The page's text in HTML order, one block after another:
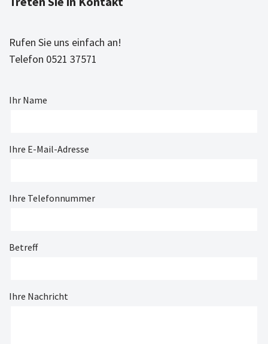
Rufen Sie uns einfach an!
Telefon 0521 37571
Ihr Name
Ihre E-Mail-Adresse
Ihre Telefonnummer
Betreff
Ihre Nachricht